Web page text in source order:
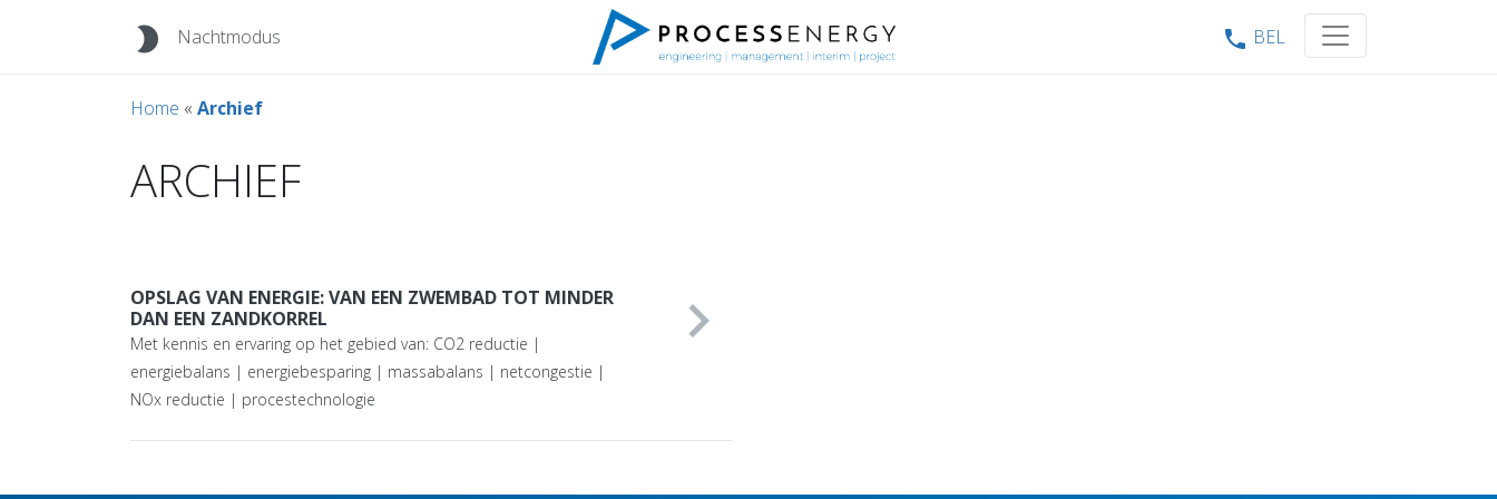
brightness_2 Nachtmodus phone BEL
Home « Archief
ARCHIEF
OPSLAG VAN ENERGIE: VAN EEN ZWEMBAD TOT MINDER
DAN EEN ZANDKORREL
Met kennis en ervaring op het gebied van: CO2 reductie |
energiebalans | energiebesparing | massabalans | netcongestie |
NOx reductie | procestechnologie
chevron_right